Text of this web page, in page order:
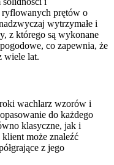
ryflowanych prętów o
wytrzymałe i
z którego są wykonane
co zapewnia, że
wiele lat.
wachlarz wzorów i
do każdego
klasyczne, jak i
może znaleźć
z jego